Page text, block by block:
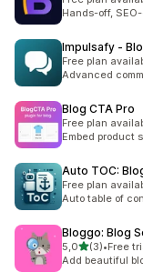
Hands-off,
Impulsafy ‑
Free plan
Advanced
Blog CTA Pro
Free plan
Embed product
Auto TOC:
Free plan
Auto table of
Bloggo: Blog
5,0av 5 stjerner
(3)
Totalt 3 omtaler
•Free
Add beautiful